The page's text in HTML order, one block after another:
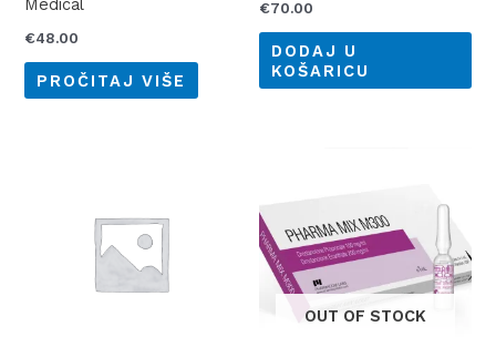
Medical
€48.00
PROČITAJ VIŠE
€70.00
DODAJ U
KOŠARICU
OUT OF STOCK